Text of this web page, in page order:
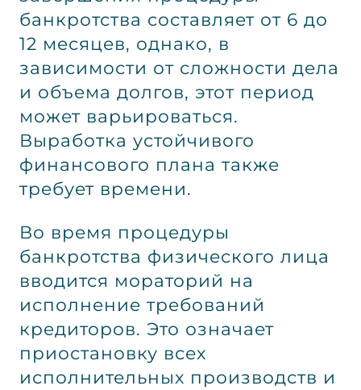
банкротства составляет от 6 до
12 месяцев, однако, в
зависимости от сложности дела
и объема долгов, этот период
может варьироваться.
Выработка устойчивого
финансового плана также
требует времени.
Во время процедуры
банкротства физического лица
вводится мораторий на
исполнение требований
кредиторов. Это означает
приостановку всех
исполнительных производств и